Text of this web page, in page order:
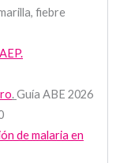
fiebre
.Guía ABE 2026
de malaria en